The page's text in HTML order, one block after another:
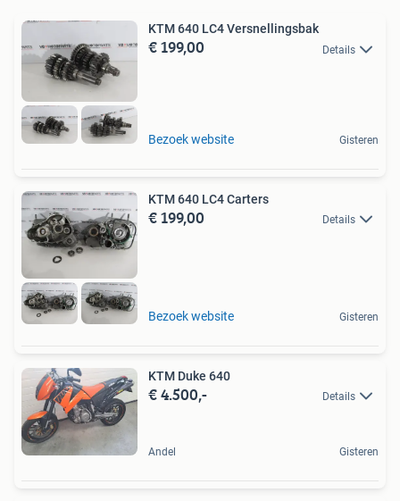
KTM 640 LC4 Versnellingsbak
€ 199,00 Details
Bezoek website Gisteren
KTM 640 LC4 Carters
€ 199,00 Details
Bezoek website Gisteren
KTM Duke 640
€ 4.500,- Details
Andel Gisteren